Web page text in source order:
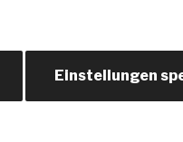
Einstellungen